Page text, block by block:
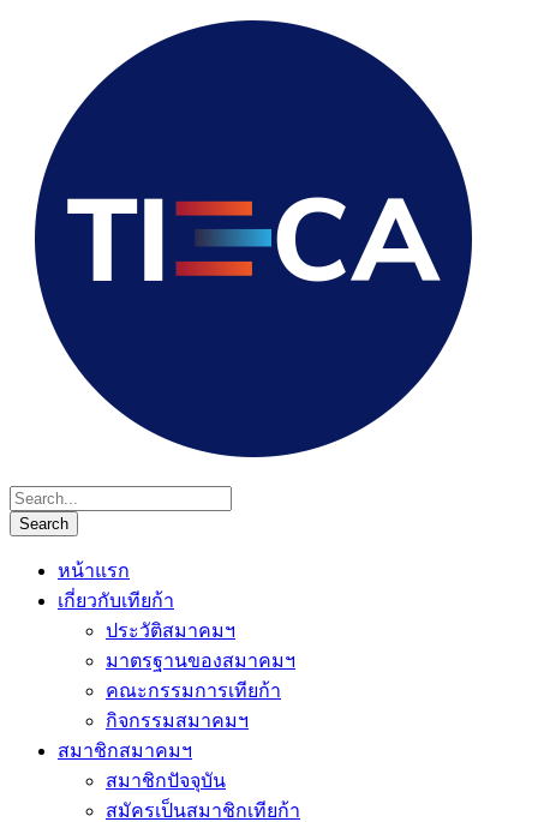
หน้าแรก
เกี่ยวกับเทียก้า
ประวัติสมาคมฯ
มาตรฐานของสมาคมฯ
คณะกรรมการเทียก้า
กิจกรรมสมาคมฯ
สมาชิกสมาคมฯ
สมาชิกปัจจุบัน
สมัครเป็นสมาชิกเทียก้า